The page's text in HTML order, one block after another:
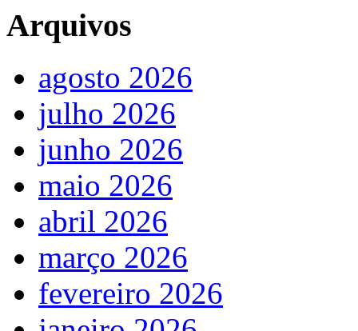
Arquivos
agosto 2026
julho 2026
junho 2026
maio 2026
abril 2026
março 2026
fevereiro 2026